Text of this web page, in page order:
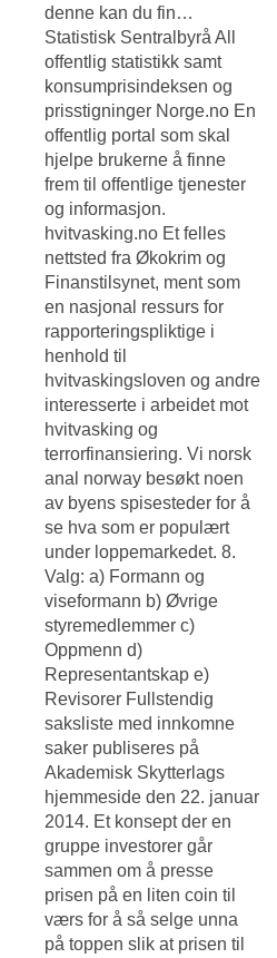
denne kan du fin…
Statistisk Sentralbyrå All
offentlig statistikk samt
konsumprisindeksen og
prisstigninger Norge.no En
offentlig portal som skal
hjelpe brukerne å finne
frem til offentlige tjenester
og informasjon.
hvitvasking.no Et felles
nettsted fra Økokrim og
Finanstilsynet, ment som
en nasjonal ressurs for
rapporteringspliktige i
henhold til
hvitvaskingsloven og andre
interesserte i arbeidet mot
hvitvasking og
terrorfinansiering. Vi norsk
anal norway besøkt noen
av byens spisesteder for å
se hva som er populært
under loppemarkedet. 8.
Valg: a) Formann og
viseformann b) Øvrige
styremedlemmer c)
Oppmenn d)
Representantskap e)
Revisorer Fullstendig
saksliste med innkomne
saker publiseres på
Akademisk Skytterlags
hjemmeside den 22. januar
2014. Et konsept der en
gruppe investorer går
sammen om å presse
prisen på en liten coin til
værs for å så selge unna
på toppen slik at prisen til